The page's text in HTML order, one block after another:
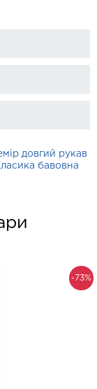
довгий рукав
бавовна
-73%